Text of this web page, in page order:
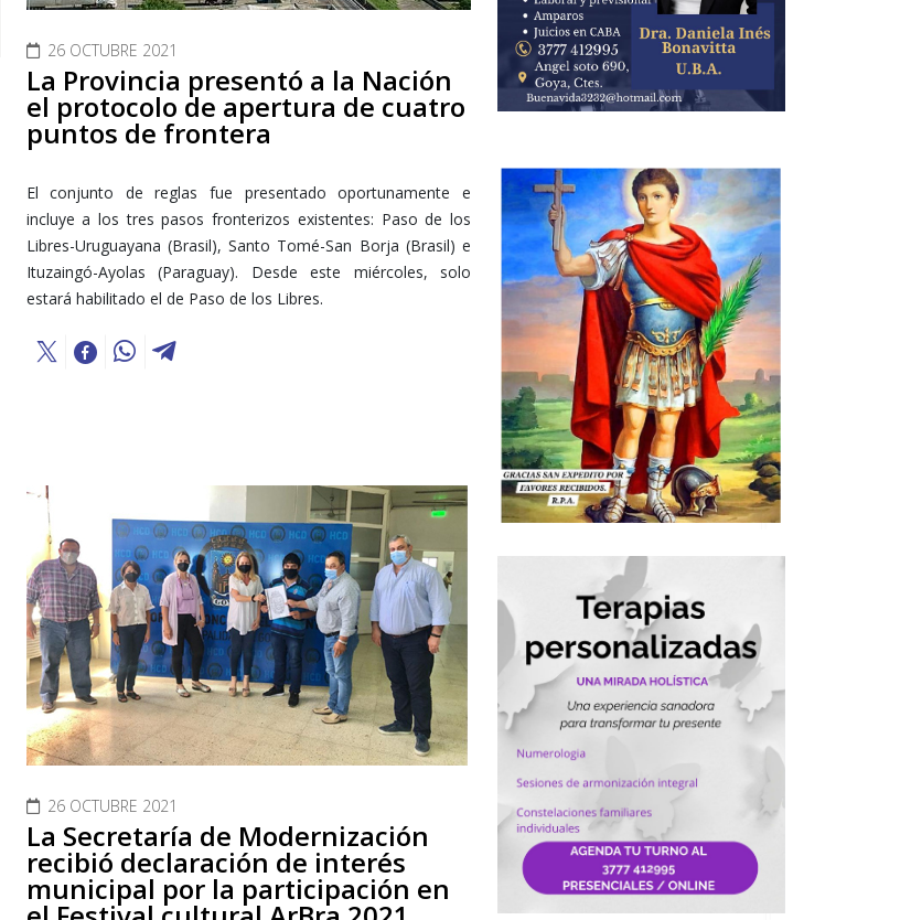
26 OCTUBRE 2021
La Provincia presentó a la Nación
el protocolo de apertura de cuatro
puntos de frontera
El conjunto de reglas fue presentado oportunamente e
incluye a los tres pasos fronterizos existentes: Paso de los
Libres-Uruguayana (Brasil), Santo Tomé-San Borja (Brasil) e
Ituzaingó-Ayolas (Paraguay). Desde este miércoles, solo
estará habilitado el de Paso de los Libres.
26 OCTUBRE 2021
La Secretaría de Modernización
recibió declaración de interés
municipal por la participación en